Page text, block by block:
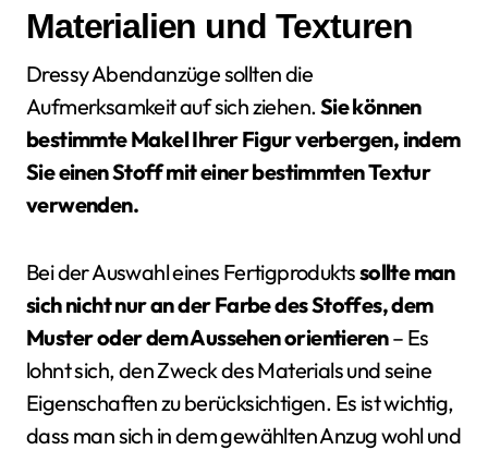
Materialien und Texturen
Dressy Abendanzüge sollten die
Aufmerksamkeit auf sich ziehen.Sie können
bestimmte Makel Ihrer Figur verbergen, indem
Sie einen Stoff mit einer bestimmten Textur
verwenden.
Bei der Auswahl eines Fertigproduktssollte man
sich nicht nur an der Farbe des Stoffes, dem
Muster oder dem Aussehen orientieren– Es
lohnt sich, den Zweck des Materials und seine
Eigenschaften zu berücksichtigen. Es ist wichtig,
dass man sich in dem gewählten Anzug wohl und